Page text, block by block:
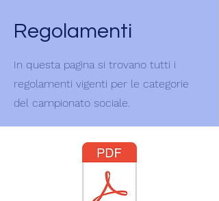
Regolamenti
In questa pagina si trovano tutti i
regolamenti vigenti per le categorie
del campionato sociale.